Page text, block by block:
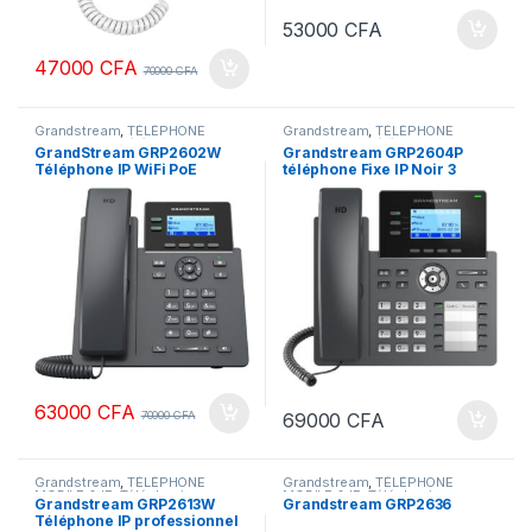
47000CFA 70000CFA
53000CFA
Grandstream ,TÉLÉPHONE
,Téléphonie
d'entreprise
GrandStream GRP2602W
Téléphone IP WiFi PoE
63000CFA 70000CFA
Grandstream ,TÉLÉPHONE
,Téléphonie
d'entreprise
Grandstream GRP2604P
téléphone Fixe IP Noir 3
Lignes LCD
69000CFA
Grandstream,TÉLÉPHONE
MOBILE & IP ,Téléphonie
d'entreprise
Grandstream GRP2613W
Téléphone IP professionnel
Grandstream,TÉLÉPHONE
MOBILE & IP ,Téléphonie
d'entreprise
Grandstream GRP2636